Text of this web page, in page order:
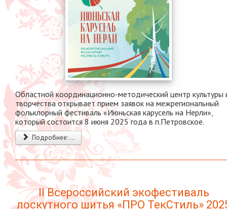
Областной координационно-методический центр культуры
творчества открывает прием заявок на межрегиональный
фольклорный фестиваль «Июньская карусель на Нерли»,
который состоится 8 июня 2025 года в п.Петровское.
Подробнее: ...
II Всероссийский экофестиваль
лоскутного шитья «ПРО ТекСтиль»